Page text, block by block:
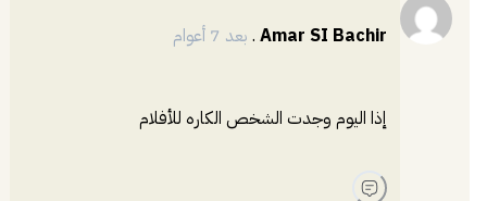
Amar SI Bachir
. بعد 7 أعوام
إذا اليوم وجدت الشخص الكاره للأفلام